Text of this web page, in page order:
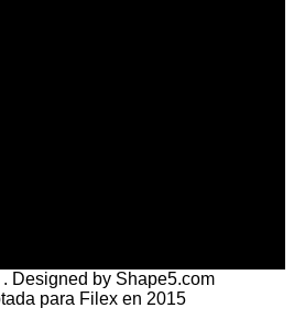
Designed by Shape5.com
para Filex en 2015